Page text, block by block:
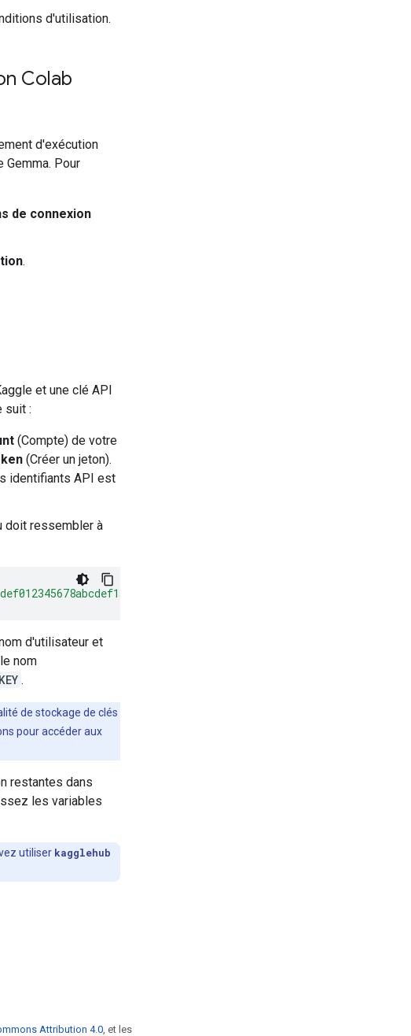
d'utilisation.
Colab
d'exécution
Pour
de connexion
.
et une clé API
suit :
(Compte) de votre
(Créer un jeton).
identifiants API est
doit ressembler à
d'utilisateur et
nom
.
de stockage de clés
pour accéder aux
restantes dans
les variables
utiliser kagglehub
Attribution 4.0 , et les